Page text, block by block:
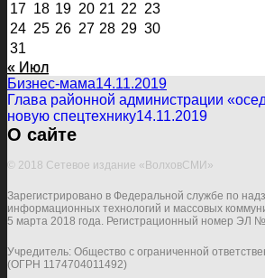
17 18 19 20 21 22 23
24 25 26 27 28 29 30
31
« Июл
Бизнес-мама14.11.2019
Глава районной администрации
новую спецтехнику14.11.2019
О сайте
© 2018 Сетевое издание «ВолховСМИ»
Зарегистрировано в Федеральной службе по
информационных технологий и массовых
5 марта 2018 года. Регистрационный номер ЭЛ
Учредитель: Общество с ограниченной
(ОГРН 1174704011492)